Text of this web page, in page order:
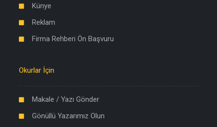
Künye
Reklam
Firma Rehberi Ön Başvuru
Okurlar İçin
Makale / Yazı Gönder
Gönüllü Yazarımız Olun